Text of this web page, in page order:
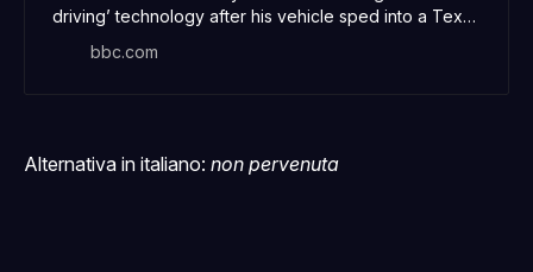
driving’ technology after his vehicle sped into a Texas
bbc.com
Alternativa in italiano: non pervenuta